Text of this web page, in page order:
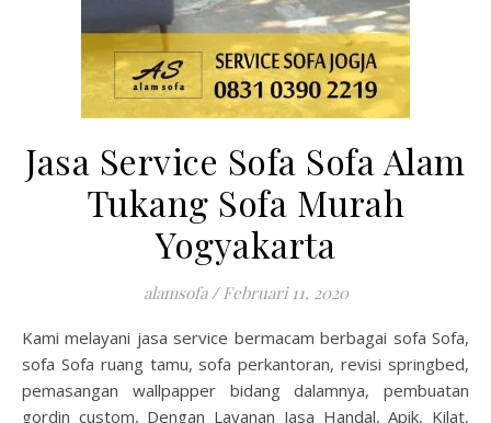
Jasa Service Sofa Sofa Alam
Tukang Sofa Murah
Yogyakarta
alamsofa / Februari 11, 2020
Kami melayani jasa service bermacam berbagai sofa Sofa,
sofa Sofa ruang tamu, sofa perkantoran, revisi springbed,
pemasangan wallpapper bidang dalamnya, pembuatan
gordin custom, Dengan Layanan Jasa Handal, Apik, Kilat,